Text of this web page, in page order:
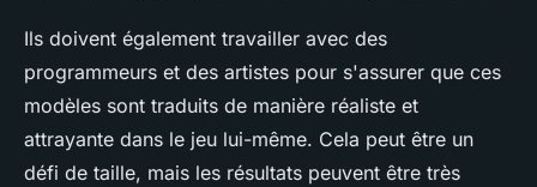
Ils doivent également travailler avec des
programmeurs et des artistes pour s'assurer que ces
modèles sont traduits de manière réaliste et
attrayante dans le jeu lui-même. Cela peut être un
défi de taille, mais les résultats peuvent être très